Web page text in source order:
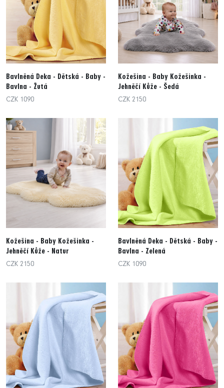
Bavlněná Deka - Dětská - Baby -
Bavlna - Žutá
CZK 1090
Kožešina - Baby Kožešinka -
Jehněčí Kůže - Šedá
CZK 2150
Kožešina - Baby Kožešinka -
Jehněčí Kůže - Natur
CZK 2150
Bavlněná Deka - Dětská - Baby -
Bavlna - Zelená
CZK 1090